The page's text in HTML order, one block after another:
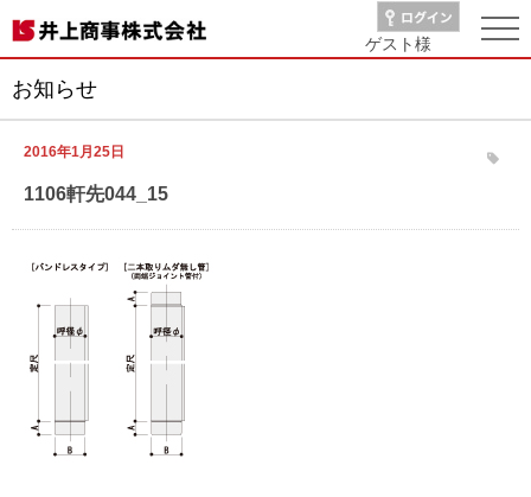
ゲスト様
お知らせ
2016年1月25日
1106軒先044_15